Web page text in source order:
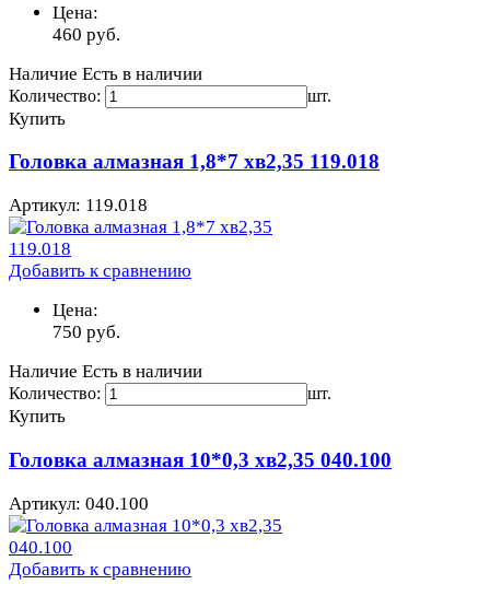
Цена:
460 руб.
Наличие Есть в наличии
Количество: шт.
Купить
Головка алмазная 1,8*7 хв2,35 119.018
Артикул: 119.018
Добавить к сравнению
Цена:
750 руб.
Наличие Есть в наличии
Количество: шт.
Купить
Головка алмазная 10*0,3 хв2,35 040.100
Артикул: 040.100
Добавить к сравнению